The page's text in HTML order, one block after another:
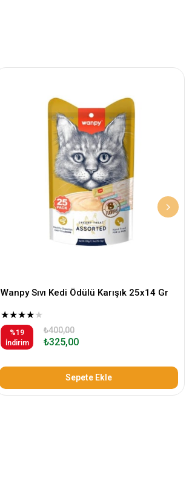
Wanpy Sıvı Kedi Ödülü Karışık 25x14 Gr
★★★★★
%19
İndirim
₺325,00
₺400,00
Sepete Ekle